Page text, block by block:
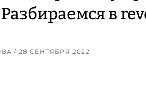
в
/ 28 СЕНТЯБРЯ 2022